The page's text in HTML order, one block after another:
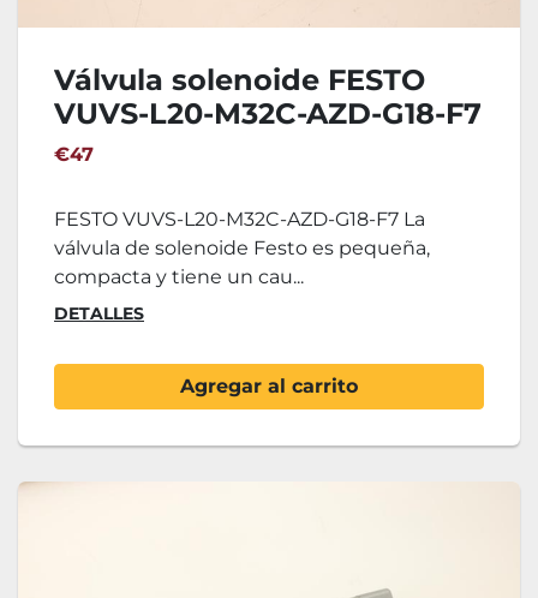
Válvula solenoide FESTO
VUVS-L20-M32C-AZD-G18-F7
€47
FESTO VUVS-L20-M32C-AZD-G18-F7 La
válvula de solenoide Festo es pequeña,
compacta y tiene un cau...
DETALLES
Agregar al carrito